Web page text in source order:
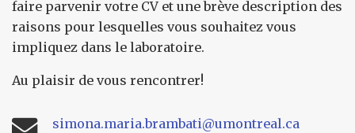
faire parvenir votre CV et une brève description des
raisons pour lesquelles vous souhaitez vous
impliquez dans le laboratoire.
Au plaisir de vous rencontrer!
simona.maria.brambati@umontreal.ca